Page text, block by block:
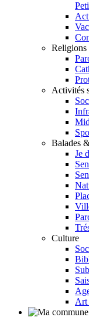
Religions
Activités
Balades
Je
Culture
Art